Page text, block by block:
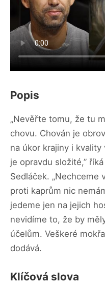
Popis
„Nevěřte tomu, že tu
chovu. Chován je
na úkor krajiny i
je opravdu složité,”
Sedláček. „Nechceme
proti kaprům nic
jedeme jen na jejich
nevidíme to, že by
účelům. Veškeré
dodává.
Klíčová slova